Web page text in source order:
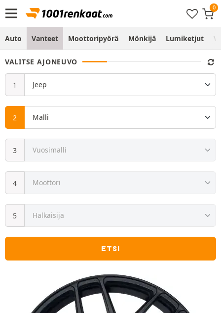
Auto Vanteet Moottoripyörä Mönkijä Lumiketjut
VALITSE AJONEUVO
ETSI